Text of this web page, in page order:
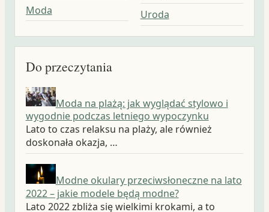
Moda
Uroda
Do przeczytania
Moda na plażą: jak wyglądać stylowo i
wygodnie podczas letniego wypoczynku
Lato to czas relaksu na plaży, ale również
doskonała okazja, …
Modne okulary przeciwsłoneczne na lato
2022 – jakie modele będą modne?
Lato 2022 zbliża się wielkimi krokami, a to